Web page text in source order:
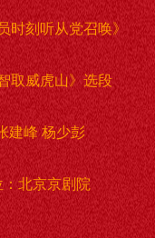
时刻听从党召唤》
取威虎山》选段
建峰 杨少彭
：北京京剧院